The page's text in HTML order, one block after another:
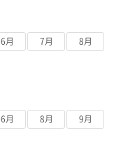
6月 7月 8月
6月 8月 9月